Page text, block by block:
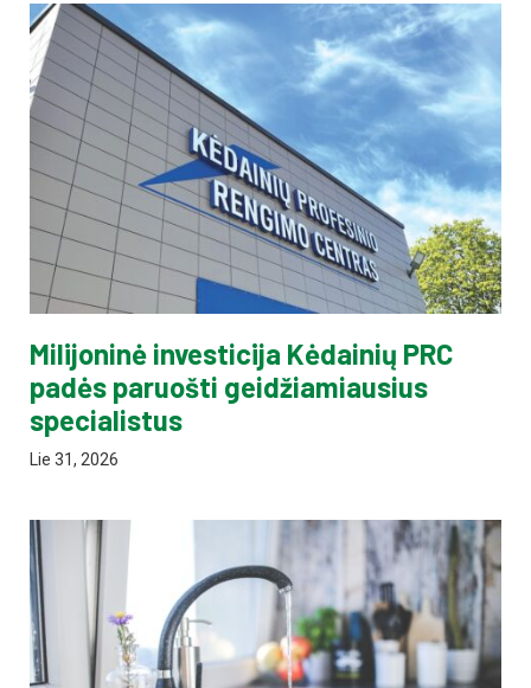
Milijoninė investicija Kėdainių PRC
padės paruošti geidžiamiausius
specialistus
Lie 31, 2026